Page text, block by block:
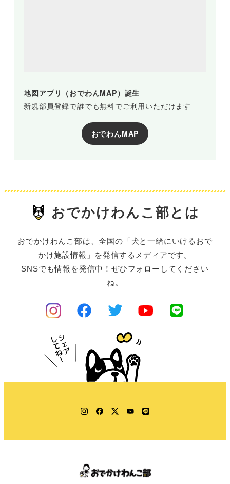
地図アプリ（おでわんMAP）誕生
新規部員登録で誰でも無料でご利用いただけます
おでわんMAP
おでかけわんこ部とは
おでかけわんこ部は、全国の「犬と一緒にいけるおで
かけ施設情報」を発信するメディアです。
SNSでも情報を発信中！ぜひフォローしてください
ね。
Instagram
Facebook
TwitterYouTube
LINE